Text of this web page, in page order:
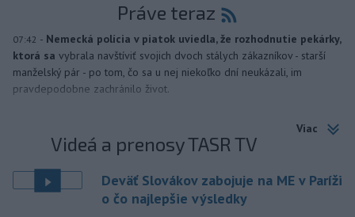
Práve teraz
07:42 - Nemecká polícia v piatok uviedla, že rozhodnutie pekárky,
ktorá sa vybrala navštíviť svojich dvoch stálych zákazníkov - starší
manželský pár - po tom, čo sa u nej niekoľko dní neukázali, im
pravdepodobne zachránilo život.
Viac
Videá a prenosy TASR TV
Deväť Slovákov zabojuje na ME v Paríži
o čo najlepšie výsledky